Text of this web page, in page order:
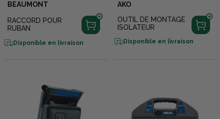
BEAUMONT
RACCORD POUR
RUBAN
Disponible en livraison
AKO
OUTIL DE MONTAGE
ISOLATEUR
Disponible en livraison